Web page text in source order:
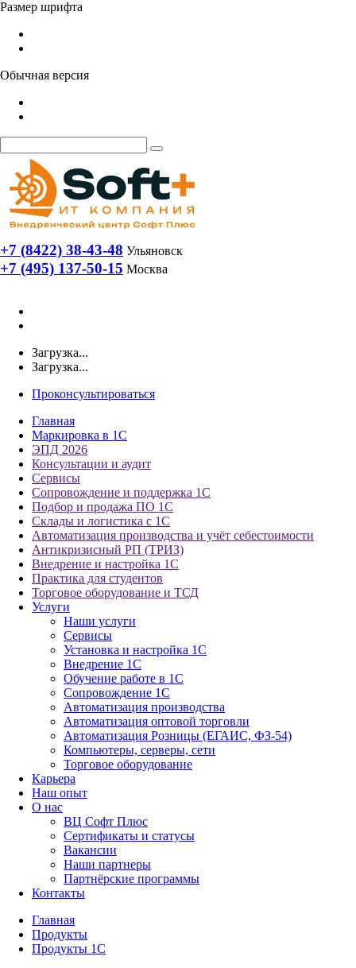
Размер шрифта
Обычная версия
+7 (8422) 38-43-48 Ульяновск
+7 (495) 137-50-15 Москва
Загрузка...
Загрузка...
Проконсультироваться
Главная
Маркировка в 1С
ЭПД 2026
Консультации и аудит
Сервисы
Сопровождение и поддержка 1С
Подбор и продажа ПО 1С
Склады и логистика с 1С
Автоматизация производства и учёт себестоимости
Антикризисный РП (ТРИЗ)
Внедрение и настройка 1С
Практика для студентов
Торговое оборудование и ТСД
Услуги
Наши услуги
Сервисы
Установка и настройка 1С
Внедрение 1С
Обучение работе в 1С
Сопровождение 1С
Автоматизация производства
Автоматизация оптовой торговли
Автоматизация Розницы (ЕГАИС, ФЗ-54)
Компьютеры, серверы, сети
Торговое оборудование
Карьера
Наш опыт
О нас
ВЦ Софт Плюс
Сертификаты и статусы
Вакансии
Наши партнеры
Партнёрские программы
Контакты
Главная
Продукты
Продукты 1С